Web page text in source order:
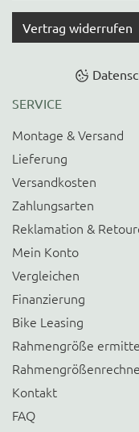
Vertrag widerrufen
SERVICE
Montage & Versand
Lieferung
Versandkosten
Zahlungsarten
Reklamation &
Mein Konto
Vergleichen
Finanzierung
Bike Leasing
Rahmengröße
Kontakt
FAQ